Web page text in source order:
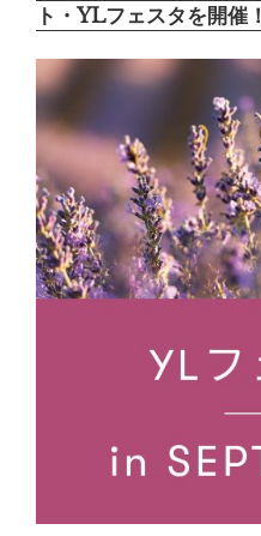
ト・YLフェスタを開催！